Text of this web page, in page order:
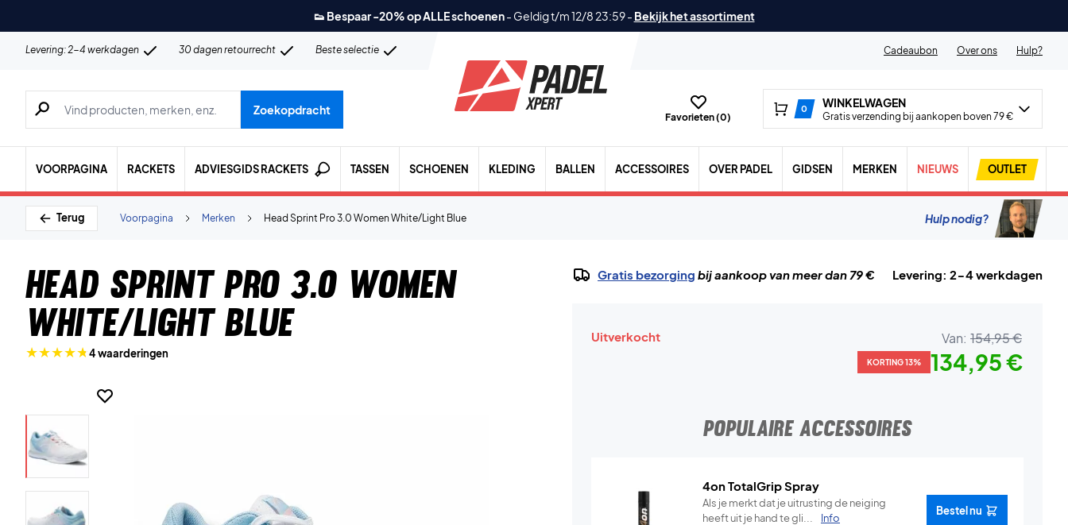
👟 Bespaar -20% op ALLE schoenen- Geldig t/m 12/8 23:59- Bekijk het assortiment
Levering: 2-4 werkdagen 30 dagen retourrecht Beste selectie Cadeaubon Over ons Hulp?
Zoeken naar producten, merken etc.
Zoekopdracht
Favorieten (0)
0 WINKELWAGEN
Gratis verzending bij aankopen boven 79 €
VOORPAGINA RACKETS ADVIESGIDS RACKETS TASSEN SCHOENEN KLEDING BALLEN ACCESSOIRES OVER PADEL GIDSEN MERKEN NIEUWS OUTLET
Terug Head Sprint Pro 3.0 Women White/Light Blue
Merken
Voorpagina Hulp nodig?
Head Sprint Pro 3.0 Women
White/Light Blue
4 waarderingen
Gratis bezorging bij aankoop van meer dan 79 € Levering: 2-4 werkdagen
Uitverkocht Van: 154,95 €
KORTING 13% 134,95 €
POPULAIRE ACCESSOIRES
4on TotalGrip Spray
Als je merkt dat je uitrusting de neiging
heeft uit je hand te gli...
Info
Bestel nu